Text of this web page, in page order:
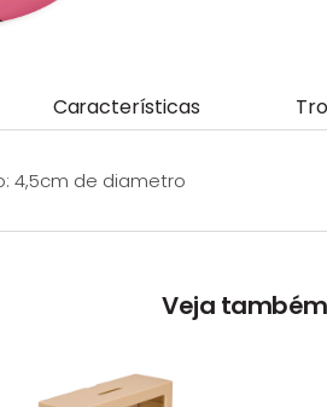
Características
4,5cm de diametro
Veja também